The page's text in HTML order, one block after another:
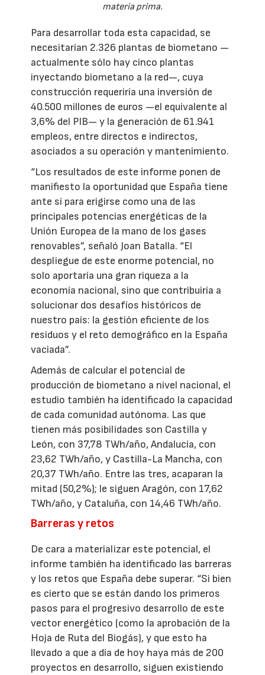
materia prima.
Para desarrollar toda esta capacidad, se
necesitarían 2.326 plantas de biometano —
actualmente sólo hay cinco plantas
inyectando biometano a la red—, cuya
construcción requeriría una inversión de
40.500 millones de euros —el equivalente al
3,6% del PIB— y la generación de 61.941
empleos, entre directos e indirectos,
asociados a su operación y mantenimiento.
“Los resultados de este informe ponen de
manifiesto la oportunidad que España tiene
ante sí para erigirse como una de las
principales potencias energéticas de la
Unión Europea de la mano de los gases
renovables”, señaló Joan Batalla. “El
despliegue de este enorme potencial, no
solo aportaría una gran riqueza a la
economía nacional, sino que contribuiría a
solucionar dos desafíos históricos de
nuestro país: la gestión eficiente de los
residuos y el reto demográfico en la España
vaciada”.
Además de calcular el potencial de
producción de biometano a nivel nacional, el
estudio también ha identificado la capacidad
de cada comunidad autónoma. Las que
tienen más posibilidades son Castilla y
León, con 37,78 TWh/año, Andalucía, con
23,62 TWh/año, y Castilla-La Mancha, con
20,37 TWh/año. Entre las tres, acaparan la
mitad (50,2%); le siguen Aragón, con 17,62
TWh/año, y Cataluña, con 14,46 TWh/año.
Barreras y retos
De cara a materializar este potencial, el
informe también ha identificado las barreras
y los retos que España debe superar. “Si bien
es cierto que se están dando los primeros
pasos para el progresivo desarrollo de este
vector energético (como la aprobación de la
Hoja de Ruta del Biogás), y que esto ha
llevado a que a día de hoy haya más de 200
proyectos en desarrollo, siguen existiendo